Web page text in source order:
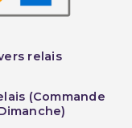
relais
(Commande